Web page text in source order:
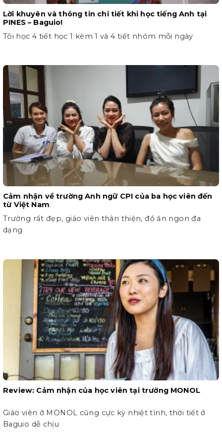
Lời khuyên và thông tin chi tiết khi học tiếng Anh tại
PINES – Baguio!
Tôi học 4 tiết học 1 kèm 1 và 4 tiết nhóm mỗi ngày
Cảm nhận về trường Anh ngữ CPI của ba học viên đến
từ Việt Nam
Trường rất đẹp, giáo viên thân thiện, đồ ăn ngon đa
dạng
Review: Cảm nhận của học viên tại trường MONOL
Giáo viên ở MONOL cũng cực kỳ nhiệt tình, thời tiết ở
Baguio dễ chịu